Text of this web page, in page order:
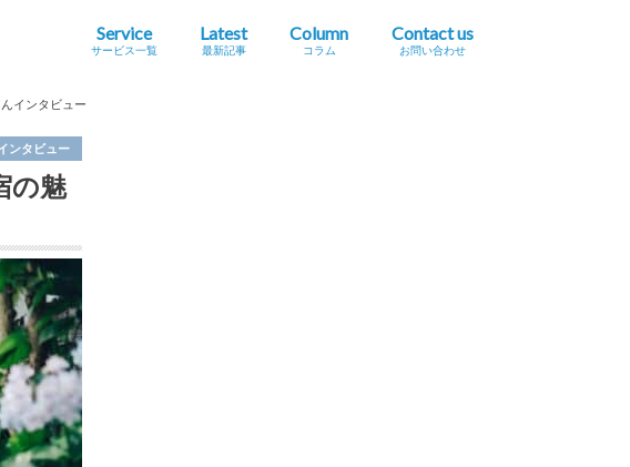
Service
サービス一覧
Latest
最新記事
Column
コラム
Contact us
お問い合わせ
インタビュー
ンタビュー
の魅